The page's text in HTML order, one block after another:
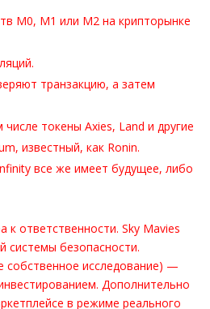
M0, M1 или M2 на крипторынке
транзакцию, а затем
токены Axies, Land и другие
известный, как Ronin.
все же имеет будущее, либо
ответственности. Sky Mavies
системы безопасности.
собственное исследование) —
Дополнительно
в режиме реального